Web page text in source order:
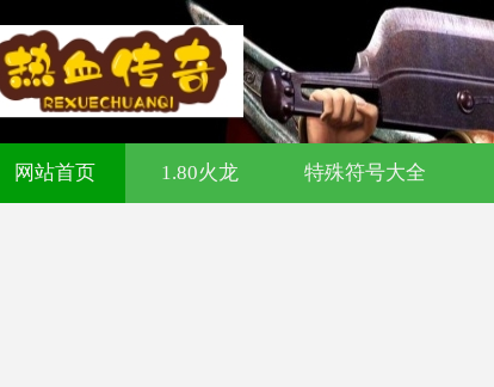
321cq传奇发布网-今日新开传奇私服
网站首页 1.80火龙 特殊符号大全